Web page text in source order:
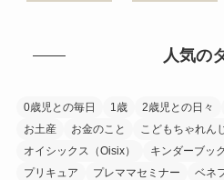
人気の
0歳児との毎日 1歳 2歳児との日々
お土産
お金のこと こどもちゃれん
オイシックス（Oisix）
キンダーブッ
プリキュア
プレママセミナー ベネ